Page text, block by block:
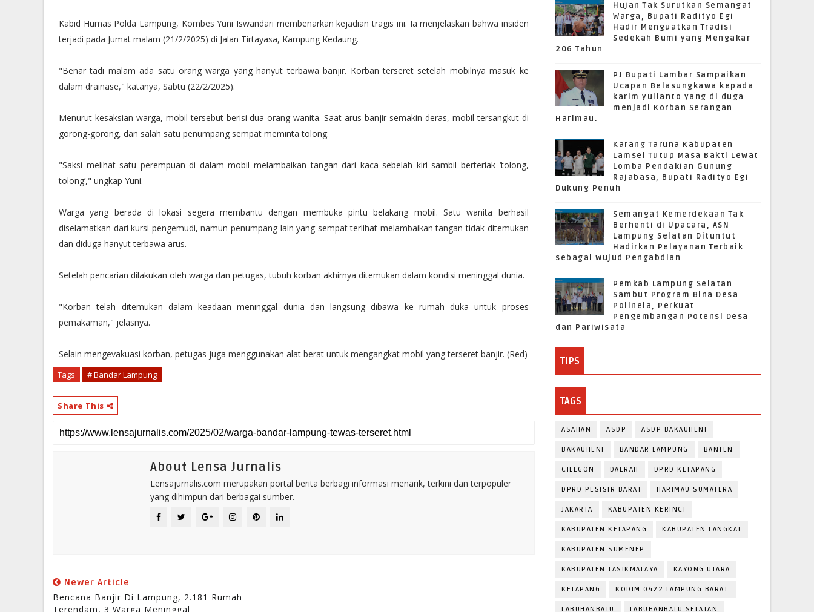
Kabid Humas Polda Lampung, Kombes Yuni Iswandari membenarkan kejadian tragis ini. Ia menjelaskan bahwa insiden
terjadi pada Jumat malam (21/2/2025) di Jalan Tirtayasa, Kampung Kedaung.
"Benar tadi malam ada satu orang warga yang hanyut terbawa banjir. Korban terseret setelah mobilnya masuk ke
dalam drainase," katanya, Sabtu (22/2/2025).
Menurut kesaksian warga, mobil tersebut berisi dua orang wanita. Saat arus banjir semakin deras, mobil tersangkut di
gorong-gorong, dan salah satu penumpang sempat meminta tolong.
"Saksi melihat satu perempuan di dalam mobil melambaikan tangan dari kaca sebelah kiri sambil berteriak ‘tolong,
tolong’," ungkap Yuni.
Warga yang berada di lokasi segera membantu dengan membuka pintu belakang mobil. Satu wanita berhasil
diselamatkan dari kursi pengemudi, namun penumpang lain yang sempat terlihat melambaikan tangan tidak ditemukan
dan diduga hanyut terbawa arus.
Setelah pencarian dilakukan oleh warga dan petugas, tubuh korban akhirnya ditemukan dalam kondisi meninggal dunia.
"Korban telah ditemukan dalam keadaan meninggal dunia dan langsung dibawa ke rumah duka untuk proses
pemakaman," jelasnya.
Selain mengevakuasi korban, petugas juga menggunakan alat berat untuk mengangkat mobil yang terseret banjir. (Red)
Tags # Bandar Lampung
Share This
About Lensa Jurnalis
Lensajurnalis.com merupakan portal berita berbagi informasi menarik, terkini dan terpopuler
yang dihimpun dari berbagai sumber.
Newer Article
Bencana Banjir Di Lampung, 2.181 Rumah
Terendam, 3 Warga Meninggal
Hujan Tak Surutkan Semangat
Warga, Bupati Radityo Egi
Hadir Menguatkan Tradisi
Sedekah Bumi yang Mengakar
206 Tahun
PJ Bupati Lambar Sampaikan
Ucapan Belasungkawa kepada
karim yulianto yang di duga
menjadi Korban Serangan
Harimau.
Karang Taruna Kabupaten
Lamsel Tutup Masa Bakti Lewat
Lomba Pendakian Gunung
Rajabasa, Bupati Radityo Egi
Dukung Penuh
Semangat Kemerdekaan Tak
Berhenti di Upacara, ASN
Lampung Selatan Dituntut
Hadirkan Pelayanan Terbaik
sebagai Wujud Pengabdian
Pemkab Lampung Selatan
Sambut Program Bina Desa
Polinela, Perkuat
Pengembangan Potensi Desa
dan Pariwisata
TIPS
TAGS
ASAHAN ASDP ASDP BAKAUHENI
BAKAUHENI BANDAR LAMPUNG BANTEN
CILEGON DAERAH DPRD KETAPANG
DPRD PESISIR BARAT HARIMAU SUMATERA
JAKARTA KABUPATEN KERINCI
KABUPATEN KETAPANG KABUPATEN LANGKAT
KABUPATEN SUMENEP
KABUPATEN TASIKMALAYA KAYONG UTARA
KETAPANG KODIM 0422 LAMPUNG BARAT.
LABUHANBATU LABUHANBATU SELATAN